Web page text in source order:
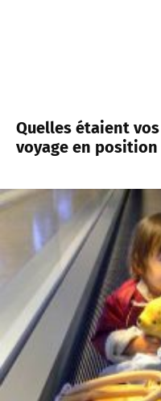
Quelles étaient
voyage en